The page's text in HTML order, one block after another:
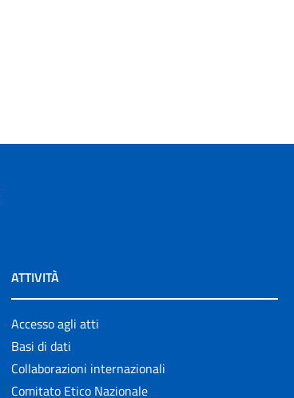
ATTIVITÀ
Accesso agli atti
Basi di dati
Collaborazioni internazionali
Comitato Etico Nazionale